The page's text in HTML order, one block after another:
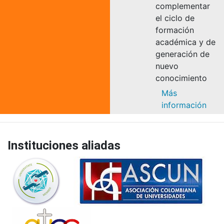
complementar
el ciclo de
formación
académica y de
generación de
nuevo
conocimiento
Más
información
Instituciones aliadas